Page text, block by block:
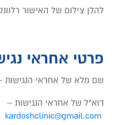
להלן צילום של האישור
פרטי אחראי
שם מלא של אחראי הנגישות
דוא"ל של אחראי הנגישות –
kardoshclinic@gmail.com